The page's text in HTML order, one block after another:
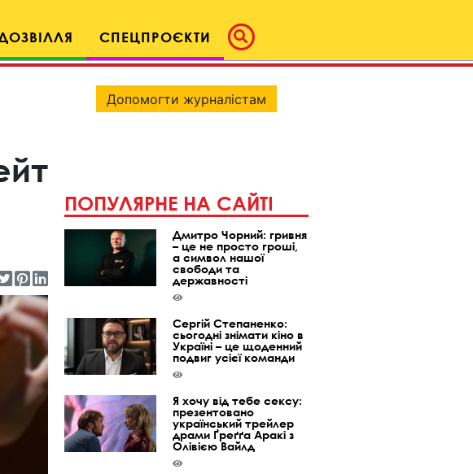
СПЕЦПРОЄКТИ
Допомогти журналістам
ПОПУЛЯРНЕ НА САЙТІ
Дмитро Чорний: гривня
– це не просто гроші,
а символ нашої
свободи та
державності
Сергій Степаненко:
сьогодні знімати кіно в
Україні – це щоденний
подвиг усієї команди
Я хочу від тебе сексу:
презентовано
український трейлер
драми Ґреґґа Аракі з
Олівією Вайлд